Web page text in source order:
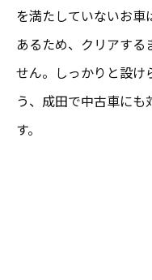
を満たしていないお車
あるため、クリアする
せん。しっかりと設け
う、成田で中古車に
す。